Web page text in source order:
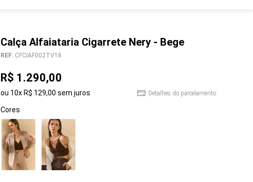
Calça Alfaiataria Cigarrete Nery - Bege
REF: CFCIAF002TV18
R$ 1 .290,00
ou 10x R$ 129,00 sem juros Detalhes do parcelamento
Cores